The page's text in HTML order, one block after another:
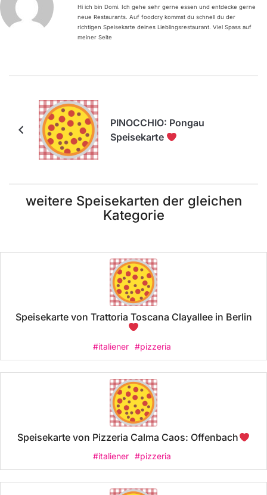
Hi ich bin Domi. Ich gehe sehr gerne essen und entdecke gerne
neue Restaurants. Auf foodcry kommst du schnell du der
richtigen Speisekarte deines Lieblingsrestaurant. Viel Spass auf
meiner Seite
PINOCCHIO: Pongau
Speisekarte
weitere Speisekarten der gleichen
Kategorie
Speisekarte von Trattoria Toscana Clayallee in Berlin
#italiener #pizzeria
Speisekarte von Pizzeria Calma Caos: Offenbach
#italiener #pizzeria